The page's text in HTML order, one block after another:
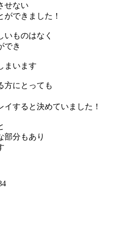
せない
できました！
いものはなく
でき
まいます
方にとっても
すると決めていました！
部分もあり